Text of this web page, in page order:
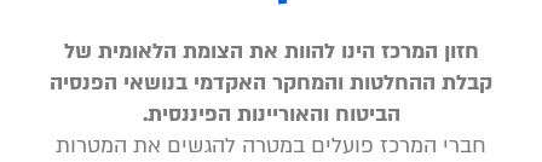
חזון המרכז הינו להוות את הצומת הלאומית של
קבלת ההחלטות והמחקר האקדמי בנושאי הפנסיה
הביטוח והאוריינות הפיננסית.
חברי המרכז פועלים במטרה להגשים את המטרות